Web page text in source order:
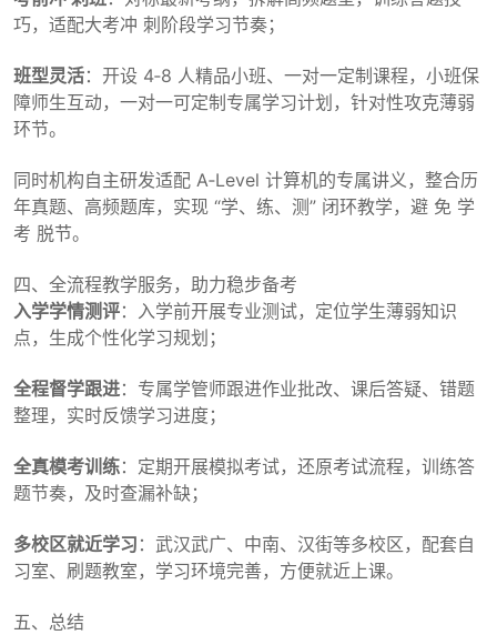
巧，适配大考冲 刺阶段学习节奏；
班型灵活：开设 4‑8 人精品小班、一对一定制课程，小班保
障师生互动，一对一可定制专属学习计划，针对性攻克薄弱
环节。
同时机构自主研发适配 A‑Level 计算机的专属讲义，整合历
年真题、高频题库，实现 “学、练、测” 闭环教学，避 免 学
考 脱节。
四、全流程教学服务，助力稳步备考
入学学情测评：入学前开展专业测试，定位学生薄弱知识
点，生成个性化学习规划；
全程督学跟进：专属学管师跟进作业批改、课后答疑、错题
整理，实时反馈学习进度；
全真模考训练：定期开展模拟考试，还原考试流程，训练答
题节奏，及时查漏补缺；
多校区就近学习 ：武汉武广、中南、汉街等多校区，配套自
习室、刷题教室，学习环境完善，方便就近上课。
五、总结